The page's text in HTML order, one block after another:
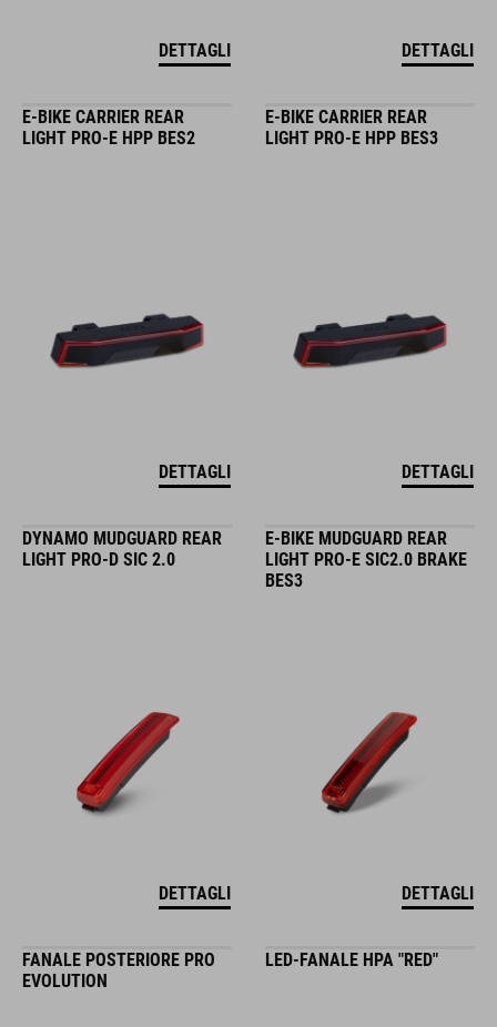
DETTAGLI DETTAGLI
E-BIKE CARRIER REAR
LIGHT PRO-E HPP BES2
DETTAGLI
E-BIKE CARRIER REAR
LIGHT PRO-E HPP BES3
DETTAGLI
DYNAMO MUDGUARD REAR
LIGHT PRO-D SIC 2.0
DETTAGLI
E-BIKE MUDGUARD REAR
LIGHT PRO-E SIC2.0 BRAKE
BES3
DETTAGLI
FANALE POSTERIORE PRO
EVOLUTION
LED-FANALE HPA "RED"